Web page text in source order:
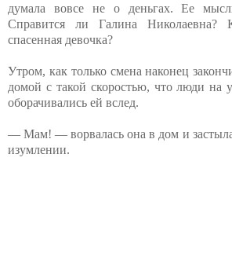
думала вовсе не о деньгах. Ее
Справится ли Галина Николаевна?
спасенная девочка?
Утром, как только смена наконец
домой с такой скоростью, что люди на
оборачивались ей вслед.
— Мам! — ворвалась она в дом и
изумлении.